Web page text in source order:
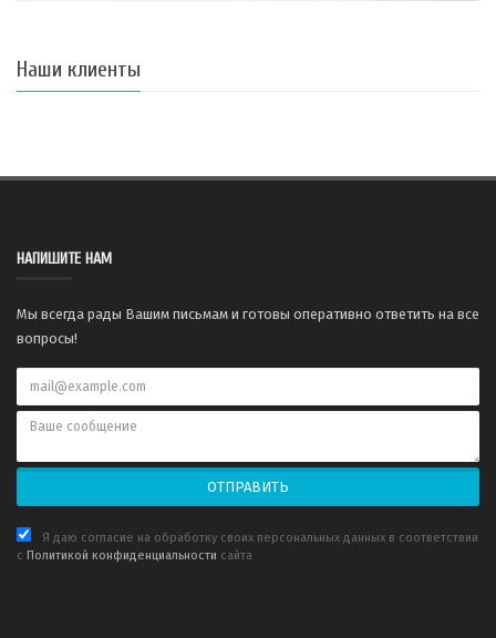
Наши клиенты
НАПИШИТЕ НАМ
Мы всегда рады Вашим письмам и готовы оперативно ответить на все
вопросы!
ОТПРАВИТЬ
Я даю согласие на обработку своих персональных данных в соответствии
с Политикой конфиденциальности сайта